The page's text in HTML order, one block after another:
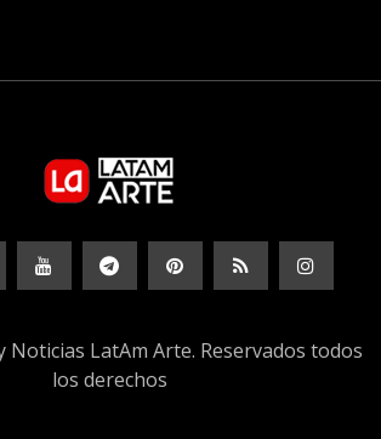
Noticias LatAm Arte. Reservados todos
los derechos